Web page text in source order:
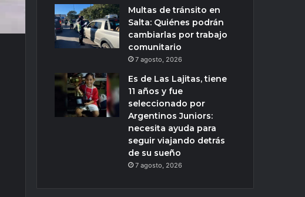
Multas de tránsito en
Salta: Quiénes podrán
cambiarlas por trabajo
comunitario
7 agosto, 2026
Es de Las Lajitas, tiene
11 años y fue
seleccionado por
Argentinos Juniors:
necesita ayuda para
seguir viajando detrás
de su sueño
7 agosto, 2026